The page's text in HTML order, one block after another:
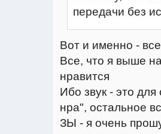
передачи без
Вот и именно -
Все, что я выше
нравится
Ибо звук - это
нра", остальное
ЗЫ - я очень